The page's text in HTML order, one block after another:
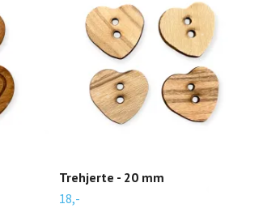
Trehjerte - 20 mm
18,-